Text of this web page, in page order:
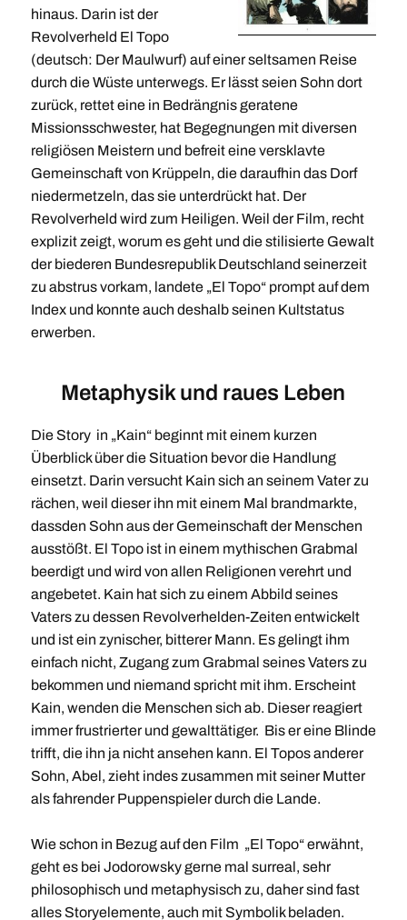
hinaus. Darin ist der
Revolverheld El Topo
(deutsch: Der Maulwurf) auf einer seltsamen Reise
durch die Wüste unterwegs. Er lässt seien Sohn dort
zurück, rettet eine in Bedrängnis geratene
Missionsschwester, hat Begegnungen mit diversen
religiösen Meistern und befreit eine versklavte
Gemeinschaft von Krüppeln, die daraufhin das Dorf
niedermetzeln, das sie unterdrückt hat. Der
Revolverheld wird zum Heiligen. Weil der Film, recht
explizit zeigt, worum es geht und die stilisierte Gewalt
der biederen Bundesrepublik Deutschland seinerzeit
zu abstrus vorkam, landete „El Topo“ prompt auf dem
Index und konnte auch deshalb seinen Kultstatus
erwerben.
Metaphysik und raues Leben
Die Story in „Kain“ beginnt mit einem kurzen
Überblick über die Situation bevor die Handlung
einsetzt. Darin versucht Kain sich an seinem Vater zu
rächen, weil dieser ihn mit einem Mal brandmarkte,
dassden Sohn aus der Gemeinschaft der Menschen
ausstößt. El Topo ist in einem mythischen Grabmal
beerdigt und wird von allen Religionen verehrt und
angebetet. Kain hat sich zu einem Abbild seines
Vaters zu dessen Revolverhelden-Zeiten entwickelt
und ist ein zynischer, bitterer Mann. Es gelingt ihm
einfach nicht, Zugang zum Grabmal seines Vaters zu
bekommen und niemand spricht mit ihm. Erscheint
Kain, wenden die Menschen sich ab. Dieser reagiert
immer frustrierter und gewalttätiger. Bis er eine Blinde
trifft, die ihn ja nicht ansehen kann. El Topos anderer
Sohn, Abel, zieht indes zusammen mit seiner Mutter
als fahrender Puppenspieler durch die Lande.
Wie schon in Bezug auf den Film „El Topo“ erwähnt,
geht es bei Jodorowsky gerne mal surreal, sehr
philosophisch und metaphysisch zu, daher sind fast
alles Storyelemente, auch mit Symbolik beladen.